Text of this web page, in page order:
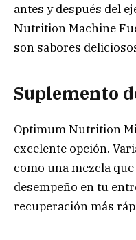
antes y después del
Nutrition Machine
son sabores
Suplemento
Optimum Nutrition
excelente opción.
como una mezcla
desempeño en tu
recuperación más